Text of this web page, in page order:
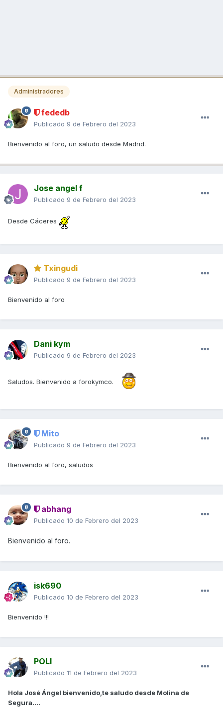
Administradores
fededb
Publicado 9 de Febrero del 2023
Bienvenido al foro, un saludo desde Madrid.
Jose angel f
Publicado 9 de Febrero del 2023
Desde Cáceres
Txingudi
Publicado 9 de Febrero del 2023
Bienvenido al foro
Dani kym
Publicado 9 de Febrero del 2023
Saludos. Bienvenido a forokymco.
Mito
Publicado 9 de Febrero del 2023
Bienvenido al foro, saludos
abhang
Publicado 10 de Febrero del 2023
Bienvenido al foro.
isk690
Publicado 10 de Febrero del 2023
Bienvenido !!!
POLI
Publicado 11 de Febrero del 2023
Hola José Ángel bienvenido,te saludo desde Molina de
Segura....